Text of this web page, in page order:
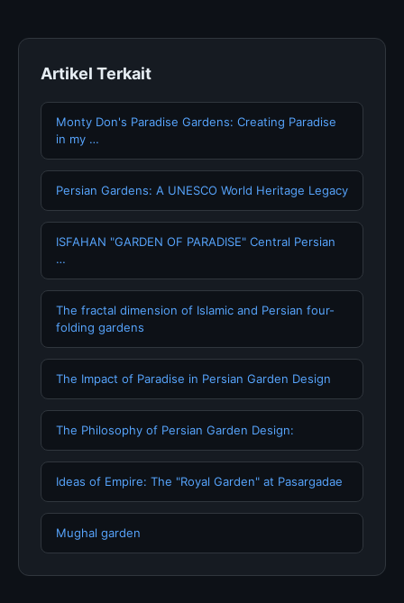
Artikel Terkait
Monty Don's Paradise Gardens: Creating Paradise
in my …
Persian Gardens: A UNESCO World Heritage Legacy
ISFAHAN "GARDEN OF PARADISE" Central Persian
…
The fractal dimension of Islamic and Persian four-
folding gardens
The Impact of Paradise in Persian Garden Design
The Philosophy of Persian Garden Design:
Ideas of Empire: The "Royal Garden" at Pasargadae
Mughal garden